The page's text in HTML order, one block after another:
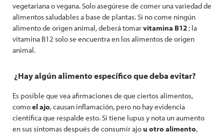
vegetariana o vegana. Solo asegúrese de comer una variedad de
alimentos saludables a base de plantas. Si no come ningún
alimento de origen animal, deberá tomarvitamina B12 ; la
vitamina B12 solo se encuentra en los alimentos de origen
animal.
¿Hay algún alimento específico que deba evitar?
Es posible que vea afirmaciones de que ciertos alimentos,
comoel ajo, causan inflamación, pero no hay evidencia
científica que respalde esto. Si tiene lupus y nota un aumento
en sus síntomas después de consumir ajo u otro alimento,